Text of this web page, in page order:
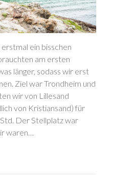
ein bisschen
am ersten
länger, sodass wir erst
Ziel war Trondheim und
wir von Lillesand
von Kristiansand) für
Der Stellplatz war
waren…